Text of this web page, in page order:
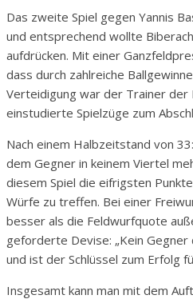
Das zweite Spiel gegen Yannis
und entsprechend wollte
aufdrücken. Mit einer
dass durch zahlreiche
Verteidigung war der Trainer der
einstudierte Spielzüge zum
Nach einem Halbzeitstand von
dem Gegner in keinem Viertel
diesem Spiel die eifrigsten
Würfe zu treffen. Bei einer
besser als die Feldwurfquote
geforderte Devise: „Kein
und ist der Schlüssel zum Erfolg
Insgesamt kann man mit dem